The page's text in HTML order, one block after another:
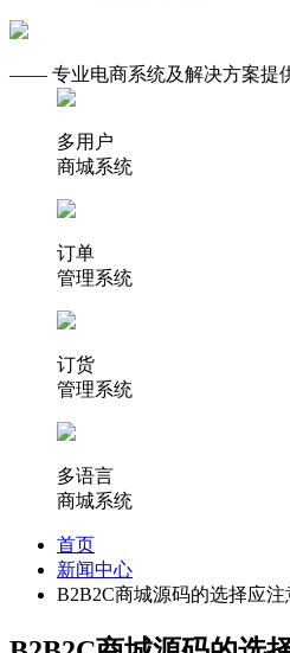
—— 专业电商系统及解决方案
多用户
商城系统
订单
管理系统
订货
管理系统
多语言
商城系统
首页
新闻中心
B2B2C商城源码的选择应注